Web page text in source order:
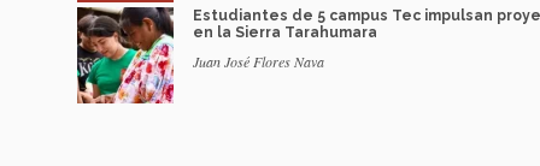
Estudiantes de 5 campus Tec impulsan
en la Sierra Tarahumara
Juan José Flores Nava